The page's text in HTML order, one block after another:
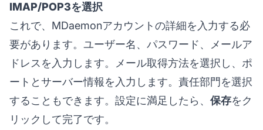
IMAP/POP3を選択
これで、MDaemonアカウントの詳細を入力する必
要があります。ユーザー名、パスワード、メールア
ドレスを入力します。メール取得方法を選択し、ポ
ートとサーバー情報を入力します。責任部門を選択
することもできます。設定に満足したら、 保存をク
リックして完了です。